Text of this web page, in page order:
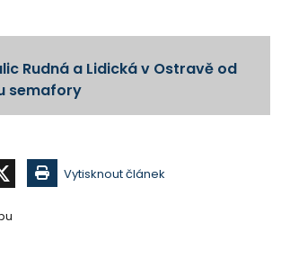
Rudná a Lidická v Ostravě od
semafory
Vytisknout článek